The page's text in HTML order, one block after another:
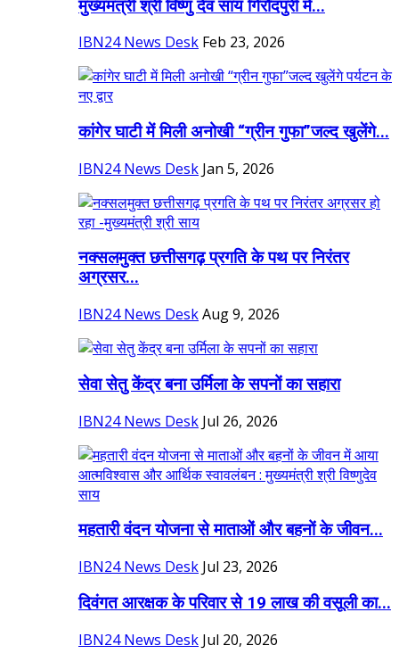
मुख्यमंत्री श्री विष्णु देव साय गिरौदपुरी में...
IBN24 News Desk Feb 23, 2026
कांगेर घाटी में मिली अनोखी “ग्रीन गुफा”जल्द खुलेंगे...
IBN24 News Desk Jan 5, 2026
नक्सलमुक्त छत्तीसगढ़ प्रगति के पथ पर निरंतर
अग्रसर...
IBN24 News DeskAug 9, 2026
सेवा सेतु केंद्र बना उर्मिला के सपनों का सहारा
IBN24 News Desk Jul 26, 2026
महतारी वंदन योजना से माताओं और बहनों के जीवन...
IBN24 News Desk Jul 23, 2026
दिवंगत आरक्षक के परिवार से 19 लाख की वसूली का...
IBN24 News Desk Jul 20, 2026